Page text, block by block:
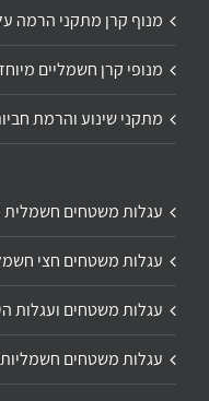
מנוף קרן מתקני הרמה
מנופי קרן חשמליים
מתקני שינוע והרמת
עגלות משטחים חשמלית
עגלות משטחים חצי
עגלות משטחים ועגלות
עגלות משטחים